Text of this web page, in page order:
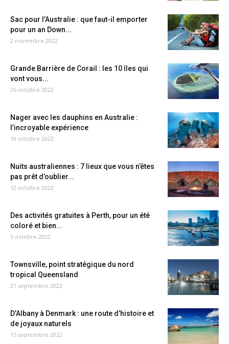
Sac pour l’Australie : que faut-il emporter
pour un an Down...
2 novembre 2022
Grande Barrière de Corail : les 10 îles qui
vont vous...
26 octobre 2022
Nager avec les dauphins en Australie :
l’incroyable expérience
19 octobre 2022
Nuits australiennes : 7 lieux que vous n’êtes
pas prêt d’oublier...
12 octobre 2022
Des activités gratuites à Perth, pour un été
coloré et bien...
5 octobre 2022
Townsville, point stratégique du nord
tropical Queensland
21 septembre 2022
D’Albany à Denmark : une route d’histoire et
de joyaux naturels
15 septembre 2022